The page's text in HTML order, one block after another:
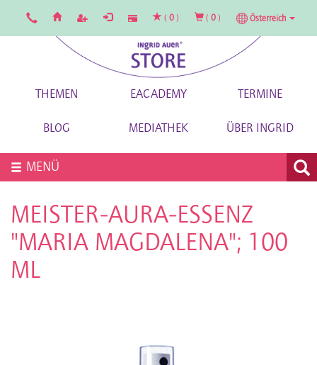
( 0 ) ( 0 ) Österreich
THEMEN EACADEMY TERMINE
BLOG MEDIATHEK ÜBER INGRID
MENÜ
MEISTER-AURA-ESSENZ
"MARIA MAGDALENA"; 100
ML